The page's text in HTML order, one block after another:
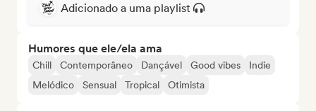
Adicionado a uma playlist
Humores que ele/ela ama
Chill Contemporâneo Dançável Good vibes
Indie
Melódico
Sensual Tropical Otimista